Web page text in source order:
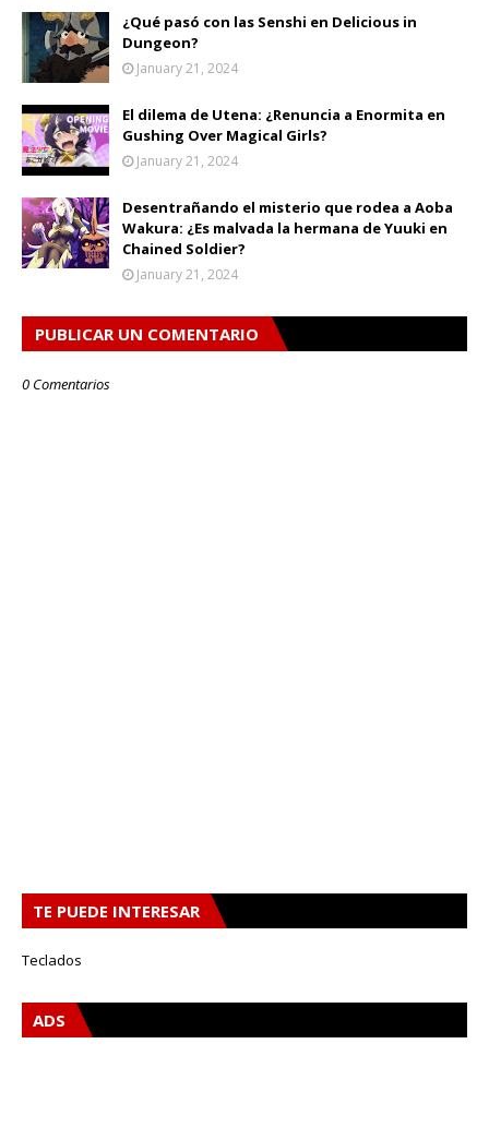
¿Qué pasó con las Senshi en Delicious in
Dungeon?
January 21, 2024
El dilema de Utena: ¿Renuncia a Enormita en
Gushing Over Magical Girls?
January 21, 2024
Desentrañando el misterio que rodea a Aoba
Wakura: ¿Es malvada la hermana de Yuuki en
Chained Soldier?
January 21, 2024
PUBLICAR UN COMENTARIO
0 Comentarios
TE PUEDE INTERESAR
Teclados
ADS